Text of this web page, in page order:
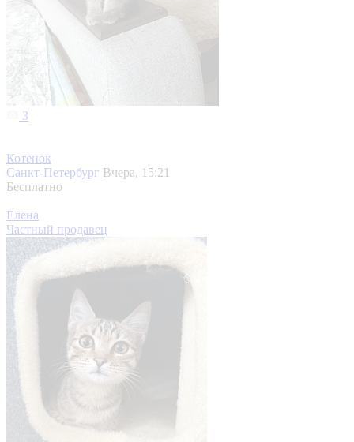
3
Котенок
Санкт-Петербург Вчера, 15:21
Бесплатно
Елена
Частный продавец